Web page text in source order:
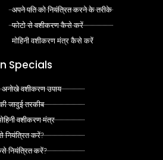
अपने पति को नियंत्रित करने के तरीके
फोटो से वशीकरण कैसे करें
मोहिनी वशीकरण मंत्र कैसे करें
Specials
अनोखे वशीकरण उपाय
जादुई तरकीब
वशीकरण मंत्र
नियंत्रित करें?
नियंत्रित करें?